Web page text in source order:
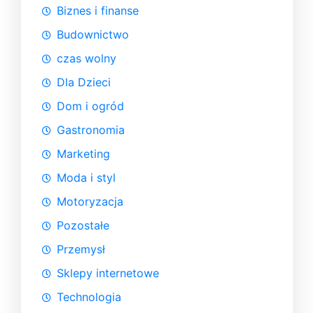
Biznes i finanse
Budownictwo
czas wolny
Dla Dzieci
Dom i ogród
Gastronomia
Marketing
Moda i styl
Motoryzacja
Pozostałe
Przemysł
Sklepy internetowe
Technologia